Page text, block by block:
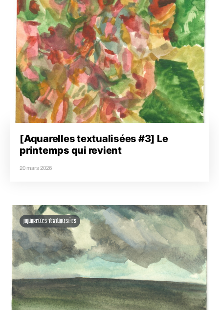
[Aquarelles textualisées #3] Le
printemps qui revient
20 mars 2026
AQUARELLES TEXTUALISÉES